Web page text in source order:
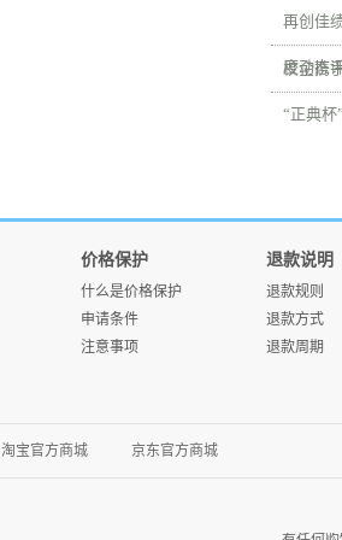
再创佳
度动态
校企携
“正典杯
价格保护
什么是价格保护
申请条件
注意事项
退款说明
退款规则
退款方式
退款周期
淘宝官方商城 京东官方商城